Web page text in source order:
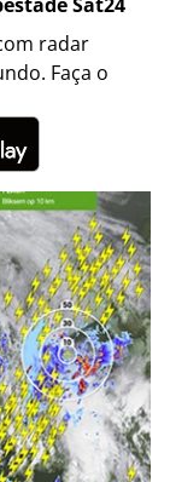
radar
Faça o